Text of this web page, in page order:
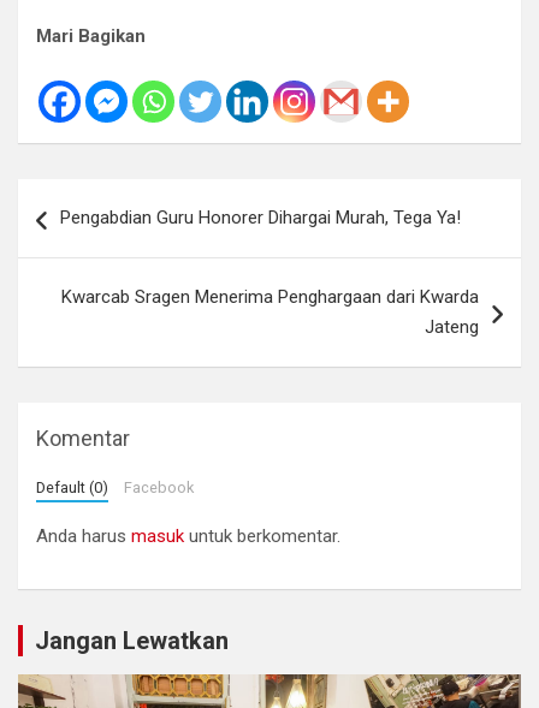
Mari Bagikan
posPengabdian Guru Honorer Dihargai Murah, Tega Ya!
Kwarcab Sragen Menerima Penghargaan dari Kwarda
Jateng
Komentar
Default (0) Facebook
Anda harus masuk untuk berkomentar.
Jangan Lewatkan